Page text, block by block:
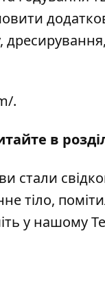
.
в
стали
тіло,
у нашому